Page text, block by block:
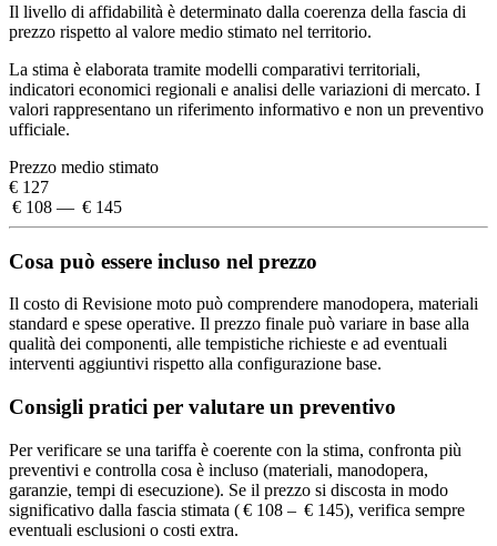
Il livello di affidabilità è determinato dalla coerenza della fascia di
prezzo rispetto al valore medio stimato nel territorio.
La stima è elaborata tramite modelli comparativi territoriali,
indicatori economici regionali e analisi delle variazioni di mercato. I
valori rappresentano un riferimento informativo e non un preventivo
ufficiale.
Prezzo medio stimato
€ 127
€ 108 — € 145
Cosa può essere incluso nel prezzo
Il costo di Revisione moto può comprendere manodopera, materiali
standard e spese operative. Il prezzo finale può variare in base alla
qualità dei componenti, alle tempistiche richieste e ad eventuali
interventi aggiuntivi rispetto alla configurazione base.
Consigli pratici per valutare un preventivo
Per verificare se una tariffa è coerente con la stima, confronta più
preventivi e controlla cosa è incluso (materiali, manodopera,
garanzie, tempi di esecuzione). Se il prezzo si discosta in modo
significativo dalla fascia stimata ( € 108 – € 145), verifica sempre
eventuali esclusioni o costi extra.